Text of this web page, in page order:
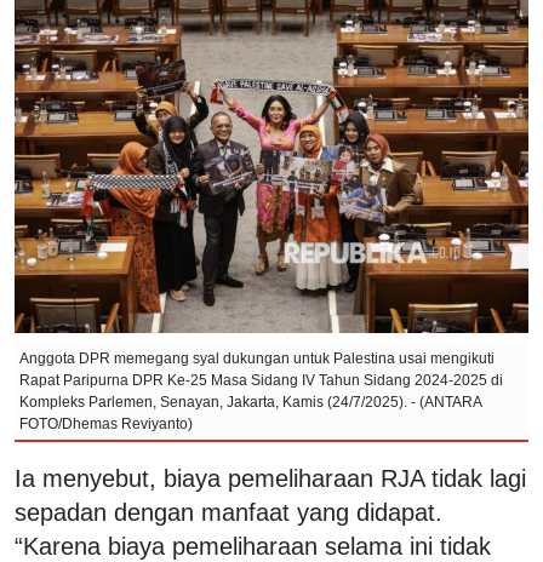
Anggota DPR memegang syal dukungan untuk Palestina usai mengikuti
Rapat Paripurna DPR Ke-25 Masa Sidang IV Tahun Sidang 2024-2025 di
Kompleks Parlemen, Senayan, Jakarta, Kamis (24/7/2025). - (ANTARA
FOTO/Dhemas Reviyanto)
Ia menyebut, biaya pemeliharaan RJA tidak lagi
sepadan dengan manfaat yang didapat.
“Karena biaya pemeliharaan selama ini tidak